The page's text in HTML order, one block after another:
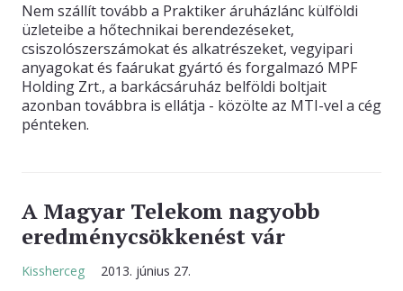
Nem szállít tovább a Praktiker áruházlánc külföldi
üzleteibe a hőtechnikai berendezéseket,
csiszolószerszámokat és alkatrészeket, vegyipari
anyagokat és faárukat gyártó és forgalmazó MPF
Holding Zrt., a barkácsáruház belföldi boltjait
azonban továbbra is ellátja - közölte az MTI-vel a cég
pénteken.
A Magyar Telekom nagyobb
eredménycsökkenést vár
Kissherceg 2013. június 27.